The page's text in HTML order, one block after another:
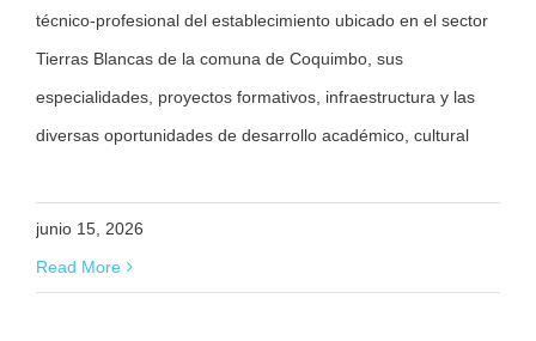
técnico-profesional del establecimiento ubicado en el sector
Tierras Blancas de la comuna de Coquimbo, sus
especialidades, proyectos formativos, infraestructura y las
diversas oportunidades de desarrollo académico, cultural
junio 15, 2026
Read More